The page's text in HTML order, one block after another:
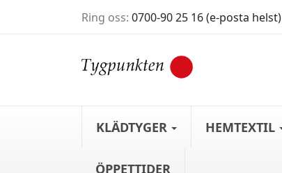
Ring oss: 0700-90 25 16 (e-posta helst)
KLÄDTYGER HEMTEXTIL
ÖPPETTIDER